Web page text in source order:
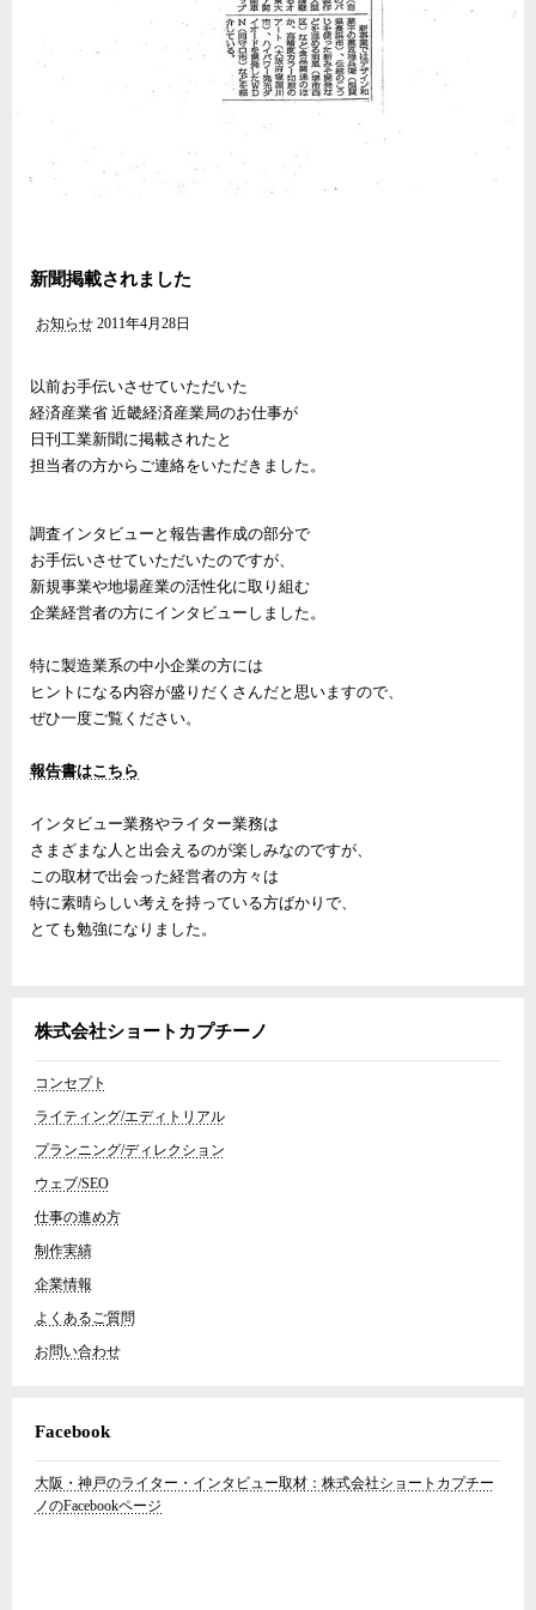
新聞掲載されました
お知らせ 2011年4月28日
以前お手伝いさせていただいた
経済産業省 近畿経済産業局のお仕事が
日刊工業新聞に掲載されたと
担当者の方からご連絡をいただきました。
調査インタビューと報告書作成の部分で
お手伝いさせていただいたのですが、
新規事業や地場産業の活性化に取り組む
企業経営者の方にインタビューしました。
特に製造業系の中小企業の方には
ヒントになる内容が盛りだくさんだと思いますので、
ぜひ一度ご覧ください。
報告書はこちら
インタビュー業務やライター業務は
さまざまな人と出会えるのが楽しみなのですが、
この取材で出会った経営者の方々は
特に素晴らしい考えを持っている方ばかりで、
とても勉強になりました。
株式会社ショートカプチーノ
コンセプト
ライティング/エディトリアル
プランニング/ディレクション
ウェブ/SEO
仕事の進め方
制作実績
企業情報
よくあるご質問
お問い合わせ
Facebook
大阪・神戸のライター・インタビュー取材：株式会社ショートカプチー
ノのFacebookページ